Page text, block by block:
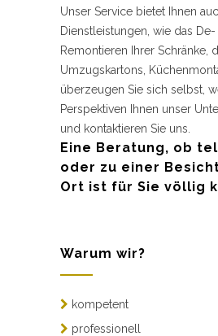
Unser Service bietet Ihnen
Dienstleistungen, wie das De-
Remontieren Ihrer Schränke,
Umzugskartons,
überzeugen Sie sich selbst,
Perspektiven Ihnen unser
und kontaktieren Sie uns.
Eine Beratung, ob
oder zu einer
Ort ist für Sie völlig
Warum wir?
kompetent
professionell